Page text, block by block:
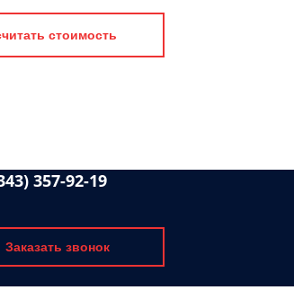
стоимость
357-92-19
Заказать звонок